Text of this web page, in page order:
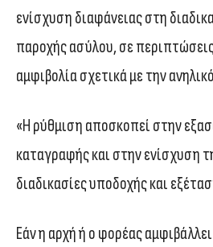
ενίσχυση διαφάνειας στη
παροχής ασύλου, σε
αμφιβολία σχετικά με την
«Η ρύθμιση αποσκοπεί στην
καταγραφής και στην ενίσχυση
διαδικασίες υποδοχής και
Εάν η αρχή ή ο φορέας